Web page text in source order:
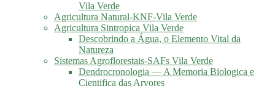
Vila Verde
Agricultura Natural-KNF-Vila Verde
Agricultura Sintropica Vila Verde
Descobrindo a Água, o Elemento Vital da
Natureza
Sistemas Agroflorestais-SAFs Vila Verde
Dendrocronologia — A Memoria Biologica e
Cientifica das Arvores